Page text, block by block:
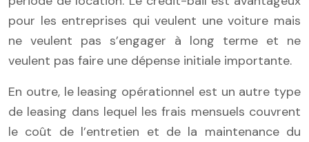
pour les entreprises qui veulent une voiture mais
ne veulent pas s’engager à long terme et ne
veulent pas faire une dépense initiale importante.
En outre, le leasing opérationnel est un autre type
de leasing dans lequel les frais mensuels couvrent
le coût de l’entretien et de la maintenance du